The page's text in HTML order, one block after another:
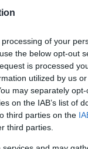
of your
the below opt-out
is processed
utilized by us
may separately
on the IAB’s list of
third parties on the
third parties.
που
της
είναι
να